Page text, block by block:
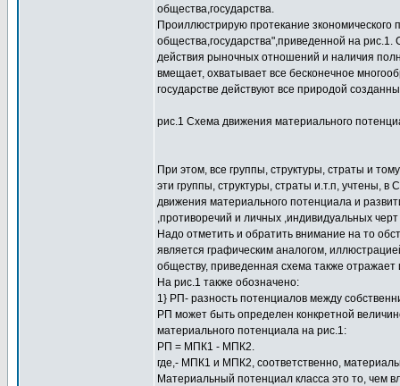
общества,государства.
Проиллюстрирую протекание
общества,государства",приведенной на рис.1.
действия рыночных отношений и наличия
вмещает, охватывает все бесконечное
государстве действуют все природой
рис.1 Схема движения материального
При этом, все группы, структуры, страты и
эти группы, структуры, страты и.т.п, учтены,
движения материального потенциала и
,противоречий и личных ,индивидуальных
Надо отметить и обратить внимание на то
является графическим аналогом,
обществу, приведенная схема также отражает
На рис.1 также обозначено:
1} РП- разность потенциалов между
РП может быть определен конкретной
материального потенциала на рис.1:
РП = МПК1 - МПК2.
где,- МПК1 и МПК2, соответственно,
Материальный потенциал класса это то, чем